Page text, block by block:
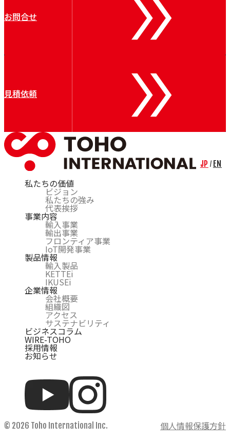
お問合せ
見積依頼
私たちの価値
ビジョン
私たちの強み
代表挨拶
事業内容
輸入事業
輸出事業
フロンティア事業
IoT開発事業
製品情報
輸入製品
KETTEi
IKUSEi
企業情報
会社概要
組織図
アクセス
サステナビリティ
ビジネスコラム
WIRE-TOHO
採用情報
お知らせ
JP / EN
© 2026 Toho International Inc.
個人情報保護方針